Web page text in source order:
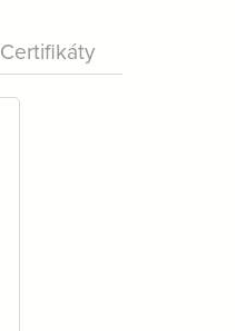
Certifikáty